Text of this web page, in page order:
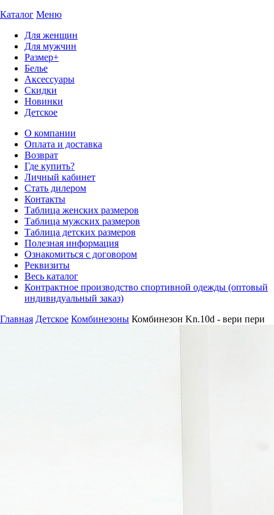
Каталог Меню
Для женщин
Для мужчин
Размер+
Белье
Аксессуары
Скидки
Новинки
Детское
О компании
Оплата и доставка
Возврат
Где купить?
Личный кабинет
Стать дилером
Контакты
Таблица женских размеров
Таблица мужских размеров
Таблица детских размеров
Полезная информация
Ознакомиться с договором
Реквизиты
Весь каталог
Контрактное производство спортивной одежды (оптовый
индивидуальный заказ)
Главная Детское Комбинезоны Комбинезон Kn.10d - вери пери